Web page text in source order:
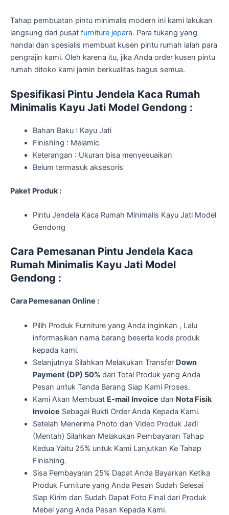
Tahap pembuatan pintu minimalis modern ini kami lakukan
langsung dari pusat furniture jepara. Para tukang yang
handal dan spesialis membuat kusen pintu rumah ialah para
pengrajin kami. Oleh karena itu, jika Anda order kusen pintu
rumah ditoko kami jamin berkualitas bagus semua.
Spesifikasi Pintu Jendela Kaca Rumah
Minimalis Kayu Jati Model Gendong :
Bahan Baku : Kayu Jati
Finishing : Melamic
Keterangan : Ukuran bisa menyesuaikan
Belum termasuk aksesoris
Paket Produk :
Pintu Jendela Kaca Rumah Minimalis Kayu Jati Model
Gendong
Cara Pemesanan Pintu Jendela Kaca
Rumah Minimalis Kayu Jati Model
Gendong :
Cara Pemesanan Online :
Pilih Produk Furniture yang Anda inginkan , Lalu
informasikan nama barang beserta kode produk
kepada kami.
Selanjutnya Silahkan Melakukan Transfer Down
Payment (DP) 50% dari Total Produk yang Anda
Pesan untuk Tanda Barang Siap Kami Proses.
Kami Akan Membuat E-mail Invoice dan Nota Fisik
Invoice Sebagai Bukti Order Anda Kepada Kami.
Setelah Menerima Photo dan Video Produk Jadi
(Mentah) Silahkan Melakukan Pembayaran Tahap
Kedua Yaitu 25% untuk Kami Lanjutkan Ke Tahap
Finishing.
Sisa Pembayaran 25% Dapat Anda Bayarkan Ketika
Produk Furniture yang Anda Pesan Sudah Selesai
Siap Kirim dan Sudah Dapat Foto Final dari Produk
Mebel yang Anda Pesan Kepada Kami.